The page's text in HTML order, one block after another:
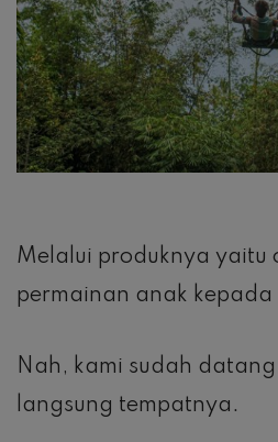
Melalui produknya yaitu
permainan anak
Nah, kami sudah
langsung tempatnya.